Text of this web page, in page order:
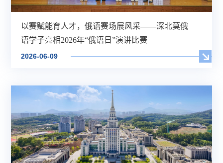
以赛赋能育人才，俄语赛场展风采——深北莫俄
语学子亮相2026年“俄语日”演讲比赛
2026-06-09